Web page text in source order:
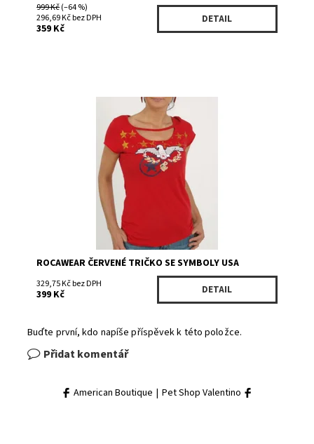
999 Kč(–64 %)
296,69 Kč bez DPH
359 Kč
DETAIL
Skladem 2
RO23T1180RD
Rocawear
ROCAWEAR ČERVENÉ TRIČKO SE SYMBOLY USA
329,75 Kč bez DPH
399 Kč DETAIL
Buďte první, kdo napíše příspěvek k této položce.
Přidat komentář
American Boutique | Pet Shop Valentino